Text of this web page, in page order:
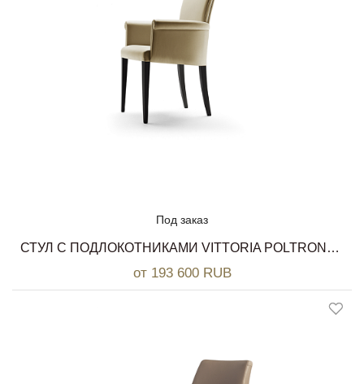
Под заказ
СТУЛ С ПОДЛОКОТНИКАМИ VITTORIA POLTRONA FRAU
от 193 600 RUB